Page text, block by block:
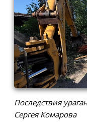
Последствия
Сергея Комарова